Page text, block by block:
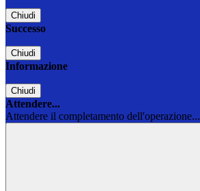
Chiudi
Successo
Chiudi
Informazione
Chiudi
Attendere...
Attendere il completamento dell'operazione...